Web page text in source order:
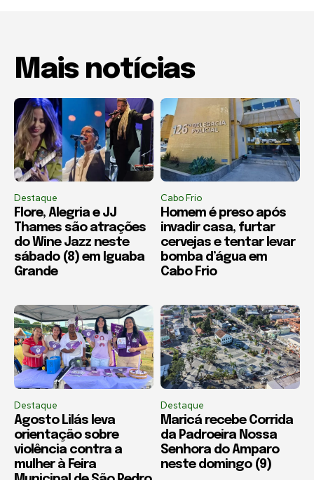
Mais notícias
Destaque
Flore, Alegria e JJ
Thames são atrações
do Wine Jazz neste
sábado (8) em Iguaba
Grande
Cabo Frio
Homem é preso após
invadir casa, furtar
cervejas e tentar levar
bomba d’água em
Cabo Frio
Destaque
Agosto Lilás leva
orientação sobre
violência contra a
mulher à Feira
Destaque
Maricá recebe Corrida
da Padroeira Nossa
Senhora do Amparo
neste domingo (9)